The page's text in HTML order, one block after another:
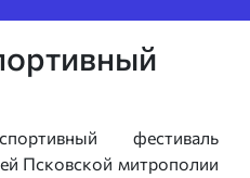
фестиваль
Псковской митрополии